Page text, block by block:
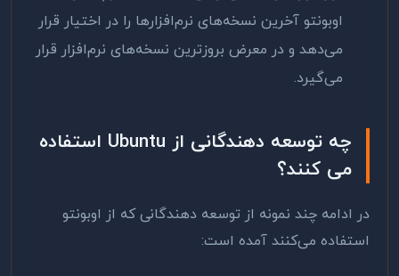
اوبونتو آخرین نسخه‌های نرم‌افزارها را در اختیار قرار
می‌دهد و در معرض بروزترین نسخه‌های نرم‌افزار قرار
می‌گیرد.
چه توسعه دهندگانی از Ubuntu استفاده
می کنند؟
در ادامه چند نمونه از توسعه دهندگانی که از اوبونتو
استفاده می‌کنند آمده است: